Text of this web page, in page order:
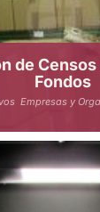
de
Fondos
Empresas y